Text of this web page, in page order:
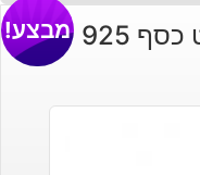
925 מבצע!